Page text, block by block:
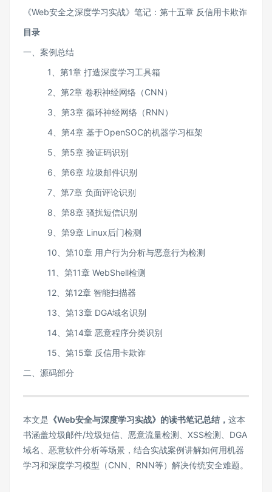
《Web安全之深度学习实战》笔记：第十五章 反信用卡欺诈
目录
一、案例总结
1、第1章 打造深度学习工具箱
2、第2章 卷积神经网络（CNN）
3、第3章 循环神经网络（RNN）
4、第4章 基于OpenSOC的机器学习框架
5、第5章 验证码识别
6、第6章 垃圾邮件识别
7、第7章 负面评论识别
8、第8章 骚扰短信识别
9、第9章 Linux后门检测
10、第10章 用户行为分析与恶意行为检测
11、第11章 WebShell检测
12、第12章 智能扫描器
13、第13章 DGA域名识别
14、第14章 恶意程序分类识别
15、第15章 反信用卡欺诈
二、源码部分
本文是 《Web安全与深度学习实战》的读书笔记总结， 这本
书涵盖垃圾邮件/垃圾短信、恶意流量检测、XSS检测、DGA
域名、恶意软件分析等场景，结合实战案例讲解如何用机器
学习和深度学习模型（CNN、RNN等）解决传统安全难题。